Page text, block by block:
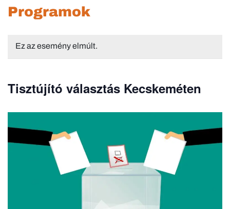
Programok
Ez az esemény elmúlt.
Tisztújító választás Kecskeméten